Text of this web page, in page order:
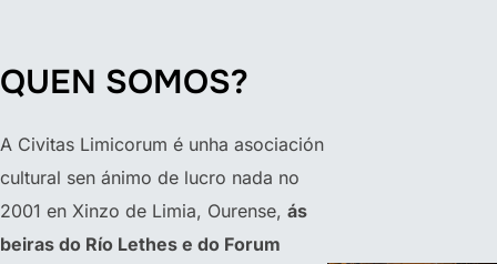
QUEN SOMOS?
A Civitas Limicorum é unha asociación
cultural sen ánimo de lucro nada no
2001 en Xinzo de Limia, Ourense, ás
beiras do Río Lethes e do Forum